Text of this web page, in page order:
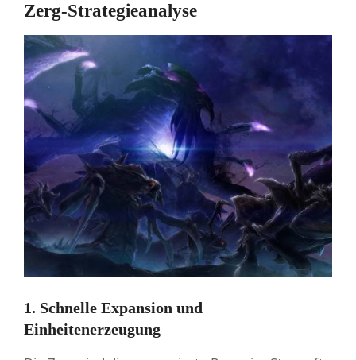
Zerg-Strategieanalyse
1. Schnelle Expansion und
Einheitenerzeugung